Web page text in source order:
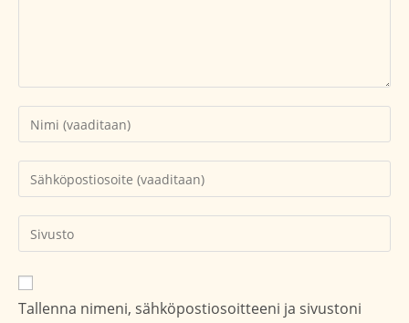
Kirjoita
nimesi
tai
käyttäjätunnuksesi
Kirjoita
sähköpostiosoitteesi
kommentoidaksesi
Kirjoita
sivustosi
verkko-
osoite/URL
(valinnainen)
Tallenna nimeni, sähköpostiosoitteeni ja sivustoni